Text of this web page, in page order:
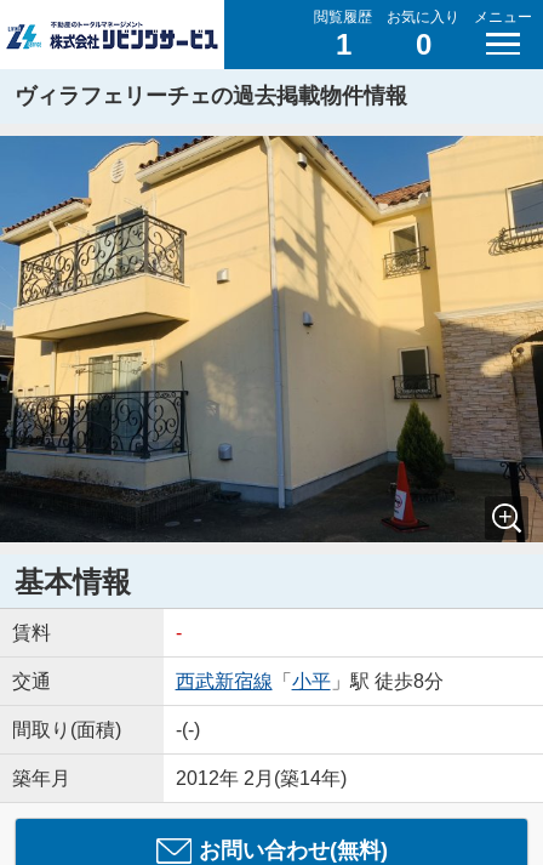
閲覧履歴
1
お気に入り
0
メニュー
ヴィラフェリーチェの過去掲載物件情報
基本情報
賃料 -
交通 西武新宿線 「 小平」駅 徒歩8分
間取り(面積) -(-)
築年月 2012年 2月(築14年)
お問い合わせ(無料)